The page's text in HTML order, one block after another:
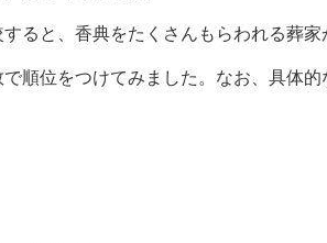
ると、香典をたくさんもらわれる葬家
順位をつけてみました。なお、具体的